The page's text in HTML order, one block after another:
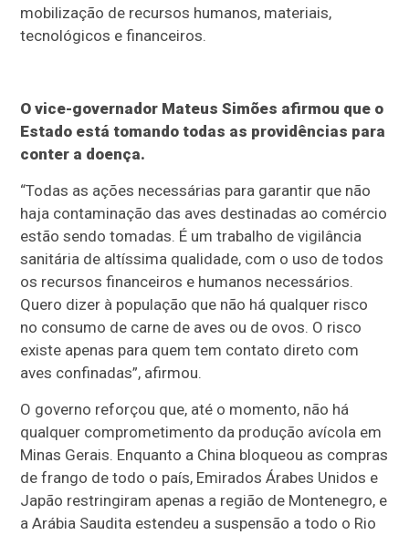
mobilização de recursos humanos, materiais,
tecnológicos e financeiros.
O vice-governador Mateus Simões afirmou que o
Estado está tomando todas as providências para
conter a doença.
“Todas as ações necessárias para garantir que não
haja contaminação das aves destinadas ao comércio
estão sendo tomadas. É um trabalho de vigilância
sanitária de altíssima qualidade, com o uso de todos
os recursos financeiros e humanos necessários.
Quero dizer à população que não há qualquer risco
no consumo de carne de aves ou de ovos. O risco
existe apenas para quem tem contato direto com
aves confinadas”, afirmou.
O governo reforçou que, até o momento, não há
qualquer comprometimento da produção avícola em
Minas Gerais. Enquanto a China bloqueou as compras
de frango de todo o país, Emirados Árabes Unidos e
Japão restringiram apenas a região de Montenegro, e
a Arábia Saudita estendeu a suspensão a todo o Rio